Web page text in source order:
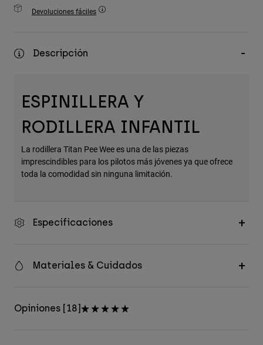
Accesorios
Bolsas y Mochilas
Devoluciones fáciles
Descripción
ESPINILLERA Y
RODILLERA INFANTIL
La rodillera Titan Pee Wee es una de las piezas
imprescindibles para los pilotos más jóvenes ya que ofrece
toda la comodidad sin ninguna limitación.
Especificaciones
Materiales & Cuidados
Opiniones [18]